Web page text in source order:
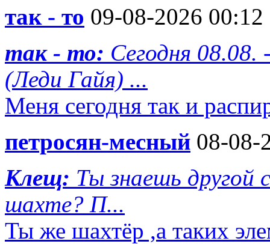
так - то 09-08-2026 00:12
так - то: Сегодня 08.08.
(Леди Гайя) ...
Меня сегодня так и
петросян-месный 08-08-
Клещ: Ты знаешь
шахте? П...
Ты же шахтёр ,а таких